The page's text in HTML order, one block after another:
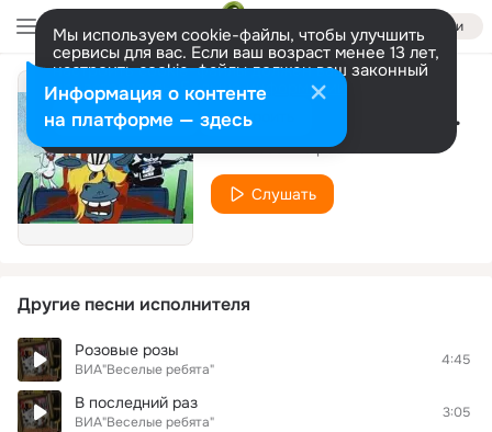
Войти
Мы используем cookie-файлы, чтобы улучшить
сервисы для вас. Если ваш возраст менее 13 лет,
настроить cookie-файлы должен ваш законный
представитель. Больше информации
Разрешить все Настроить На чём стоит любовь (Remastered 2024)
ВИА"Веселые ребята"
Слушать
Другие песни исполнителя
Розовые розы
ВИА"Веселые ребята"
4:45
В последний раз
ВИА"Веселые ребята"
3:05
Информация о контенте
на платформе — здесь